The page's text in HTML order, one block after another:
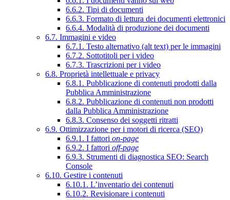
6.6.2. Tipi di documenti
6.6.3. Formato di lettura dei documenti elettronici
6.6.4. Modalità di produzione dei documenti
6.7. Immagini e video
6.7.1. Testo alternativo (alt text) per le immagini
6.7.2. Sottotitoli per i video
6.7.3. Trascrizioni per i video
6.8. Proprietà intellettuale e privacy
6.8.1. Pubblicazione di contenuti prodotti dalla
Pubblica Amministrazione
6.8.2. Pubblicazione di contenuti non prodotti
dalla Pubblica Amministrazione
6.8.3. Consenso dei soggetti ritratti
6.9. Ottimizzazione per i motori di ricerca (SEO)
6.9.1. I fattori on-page
6.9.2. I fattori off-page
6.9.3. Strumenti di diagnostica SEO: Search
Console
6.10. Gestire i contenuti
6.10.1. L’inventario dei contenuti
6.10.2. Revisionare i contenuti